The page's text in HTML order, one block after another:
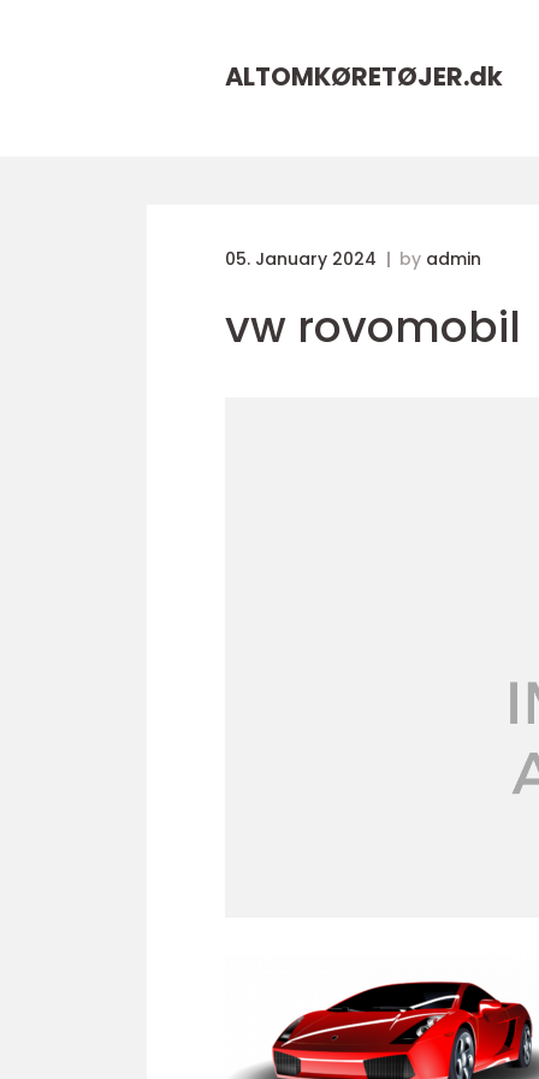
ALTOMKØRETØJER.dk
05. January 2024 by admin
vw rovomobil